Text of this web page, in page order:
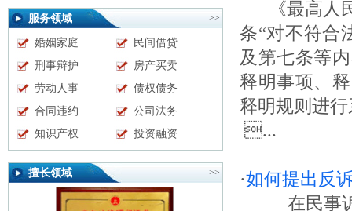
服务领域 >>
婚姻家庭
民间借贷
刑事辩护
房产买卖
劳动人事
债权债务
合同违约
公司法务
知识产权
投资融资
擅长领域 >>
《最高人民
条“对不符合
及第七条等
释明事项、
释明规则进
...
·如何提出反
在民事诉